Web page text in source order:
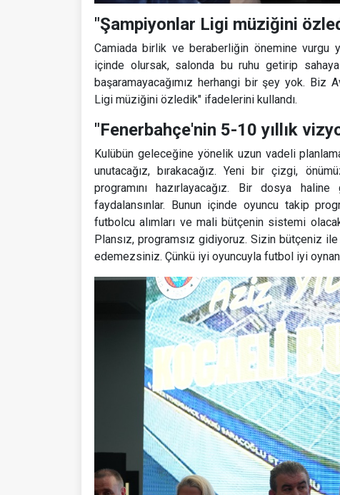
"Şampiyonlar Ligi müziğini
Camiada birlik ve beraberliğin önemine vurgu
içinde olursak, salonda bu ruhu getirip
başaramayacağımız herhangi bir şey yok. Biz
Ligi müziğini özledik" ifadelerini kullandı.
"Fenerbahçe'nin 5-10 yıllık
Kulübün geleceğine yönelik uzun vadeli
unutacağız, bırakacağız. Yeni bir çizgi,
programını hazırlayacağız. Bir dosya
faydalansınlar. Bunun içinde oyuncu takip
futbolcu alımları ve mali bütçenin sistemi
Plansız, programsız gidiyoruz. Sizin bütçeniz ile
edemezsiniz. Çünkü iyi oyuncuyla futbol iyi